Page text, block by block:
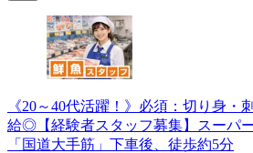
《20～40代活躍！》必須：切り身・
給◎【経験者スタッフ募集】スーパ
「国道大手筋」下車後、徒歩約5分